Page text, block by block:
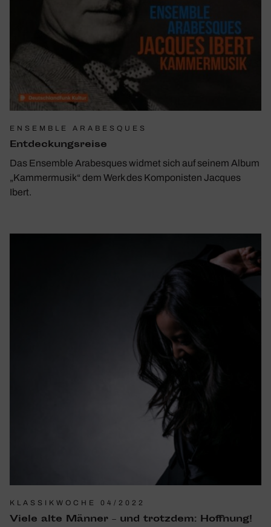
ENSEMBLE ARABESQUES
Entde­ckungs­reise
Das Ensemble Arabesques widmet sich auf seinem Album
„Kammermusik“ dem Werk des Komponisten Jacques
Ibert.
KLASSIKWOCHE 04/2022
Viele alte Männer – und trotzdem: Hoff­nung!